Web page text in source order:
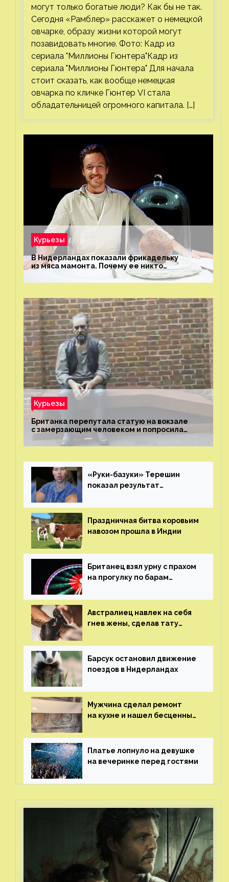
могут только богатые люди? Как бы не так.
Сегодня «Рамблер» расскажет о немецкой
овчарке, образу жизни которой могут
позавидовать многие. Фото: Кадр из
сериала "Миллионы Гюнтера"Кадр из
сериала "Миллионы Гюнтера" Для начала
стоит сказать, как вообще немецкая
овчарка по кличке Гюнтер VI стала
обладательницей огромного капитала. […]
Курьезы
В Нидерландах показали фрикадельку
из мяса мамонта. Почему ее никто
Курьезы
Британка перепутала статую на вокзале
с замерзающим человеком и попросила
о помощи
«Руки-базуки» Терешин
показал результат
Праздничная битва коровьим
навозом прошла в Индии
Британец взял урну с прахом
на прогулку по барам
Австралиец навлек на себя
гнев жены, сделав тату
Барсук остановил движение
поездов в Нидерландах
Мужчина сделал ремонт
на кухне и нашел бесценные
Платье лопнуло на девушке
на вечеринке перед гостями